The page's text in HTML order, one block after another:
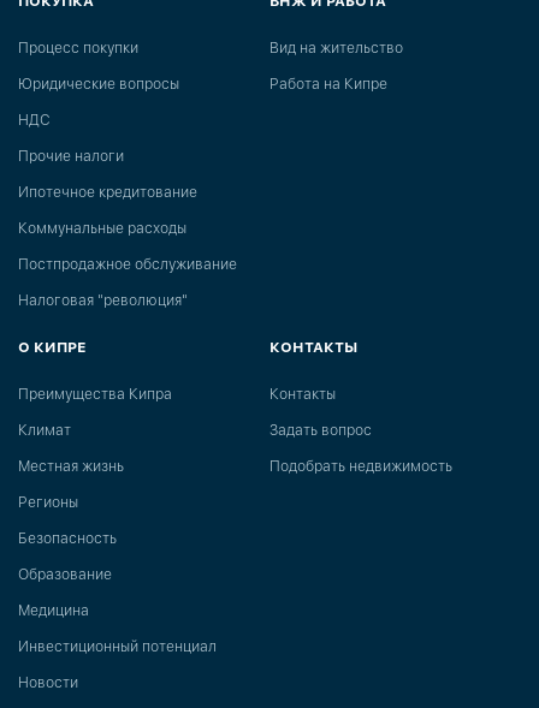
Процесс покупки
Юридические вопросы
НДС
Прочие налоги
Ипотечное кредитование
Коммунальные расходы
Постпродажное обслуживание
Налоговая "революция"
Вид на жительство
Работа на Кипре
О КИПРЕ
Преимущества Кипра
Климат
Местная жизнь
Регионы
Безопасность
Образование
Медицина
Инвестиционный потенциал
Новости
КОНТАКТЫ
Контакты
Задать вопрос
Подобрать недвижимость